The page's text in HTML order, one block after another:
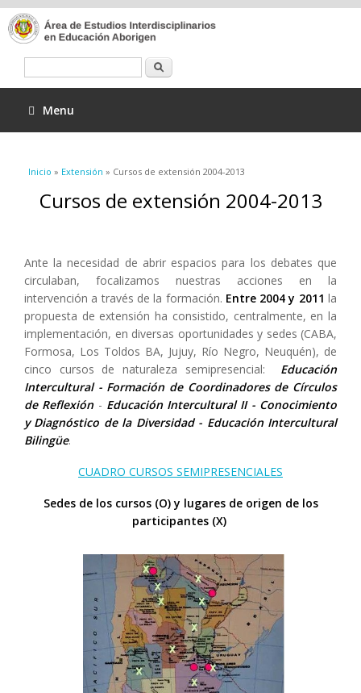
Menu
Se encuentra usted aquí
Inicio » Extensión » Cursos de extensión 2004-2013
Cursos de extensión 2004-2013
Ante la necesidad de abrir espacios para los debates que
circulaban, focalizamos nuestras acciones en la
intervención a través de la formación. Entre 2004 y 2011 la
propuesta de extensión ha consistido, centralmente, en la
implementación, en diversas oportunidades y sedes (CABA,
Formosa, Los Toldos BA, Jujuy, Río Negro, Neuquén), de
cinco cursos de naturaleza semipresencial: Educación
Intercultural - Formación de Coordinadores de Círculos
de Reflexión - Educación InterculturalII - Conocimiento
y Diagnóstico de la Diversidad - Educación Intercultural
Bilingüe.
CUADRO CURSOS SEMIPRESENCIALES
Sedes de los cursos (O) y lugares de origen de los
participantes (X)